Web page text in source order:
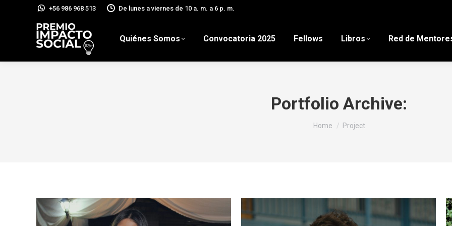
+56 986 968 513 De lunes a viernes de 10 a. m. a 6 p. m.
Quiénes Somos Convocatoria 2025 Fellows Libros Red de
Portfolio Archive:
You are here:
Home Project